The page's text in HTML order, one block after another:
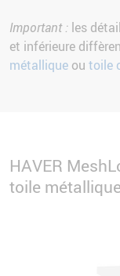
Important : les
et inférieure
métallique ou toile
HAVER
toile